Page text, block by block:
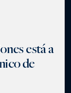
está a
de